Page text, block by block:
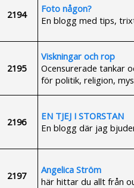
2194
Foto någon?
En blogg med tips,
2195
Viskningar och rop
Ocensurerade tankar
för politik, religion,
2196
EN TJEJ I STORSTAN
En blogg där jag
2197
Angelica Ström
här hittar du allt från